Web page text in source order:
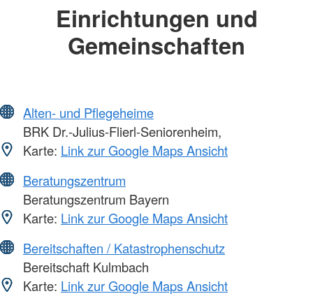
Einrichtungen und
Gemeinschaften
Alten- und Pflegeheime
BRK Dr.-Julius-Flierl-Seniorenheim,
Karte: Link zur Google Maps Ansicht
Beratungszentrum
Beratungszentrum Bayern
Karte: Link zur Google Maps Ansicht
Bereitschaften / Katastrophenschutz
Bereitschaft Kulmbach
Karte: Link zur Google Maps Ansicht